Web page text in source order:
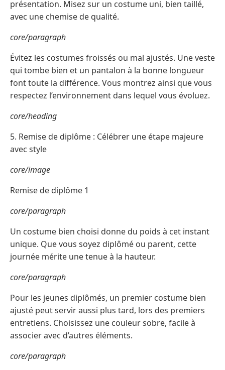
présentation. Misez sur un costume uni, bien taillé,
avec une chemise de qualité.
core/paragraph
Évitez les costumes froissés ou mal ajustés. Une veste
qui tombe bien et un pantalon à la bonne longueur
font toute la différence. Vous montrez ainsi que vous
respectez l’environnement dans lequel vous évoluez.
core/heading
5. Remise de diplôme : Célébrer une étape majeure
avec style
core/image
Remise de diplôme 1
core/paragraph
Un costume bien choisi donne du poids à cet instant
unique. Que vous soyez diplômé ou parent, cette
journée mérite une tenue à la hauteur.
core/paragraph
Pour les jeunes diplômés, un premier costume bien
ajusté peut servir aussi plus tard, lors des premiers
entretiens. Choisissez une couleur sobre, facile à
associer avec d’autres éléments.
core/paragraph